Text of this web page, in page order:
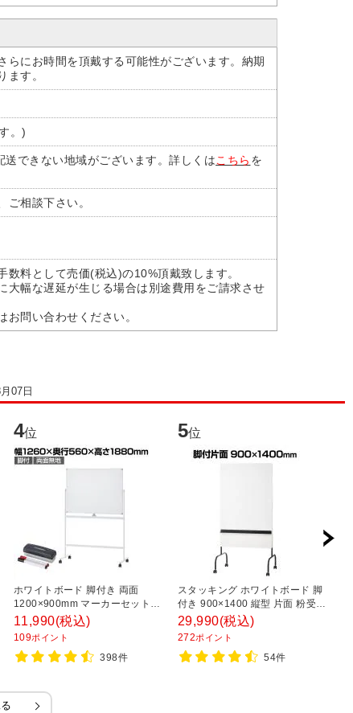
らにお時間を頂戴する可能性がございます。納期
す。
。)
できない地域がございます。詳しくはこちら を
相談下さい。
数料として売価(税込)の10%頂戴致します。
大幅な遅延が生じる場合は別途費用をご請求させ
問い合わせください。
07日
4位
ホワイトボード 脚付き 両面
1200×900mm マーカーセット付
き マグネット対応 OC-
WB1290R2 白板
11,990(税込)
109ポイント
398件
5位
スタッキング ホワイトボード 脚
付き 900×1400 縦型 片面 粉受け
付き マグネット対応 ブラックフ
レーム キャスター付き
29,990(税込)
272ポイント
54件